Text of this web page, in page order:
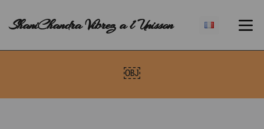
ShaniChandra Vibrez a l Unisson
￼